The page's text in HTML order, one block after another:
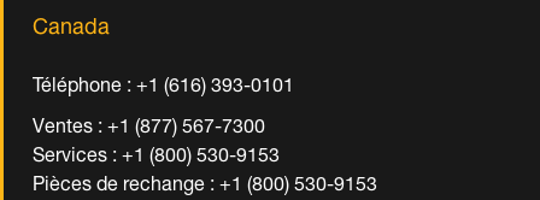
Canada
Téléphone : +1 (616) 393-0101
Ventes : +1 (877) 567-7300
Services : +1 (800) 530-9153
Pièces de rechange : +1 (800) 530-9153